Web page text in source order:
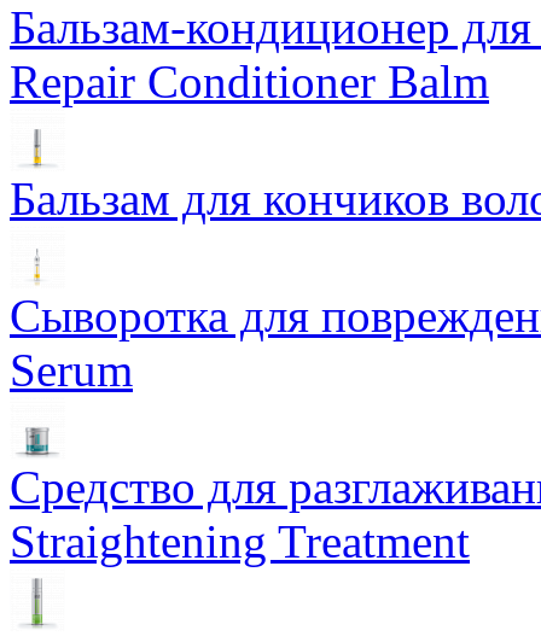
Бальзам-кондиционер
Repair Conditioner Balm
Бальзам для кончиков
Сыворотка для
Serum
Средство для
Straightening Treatment